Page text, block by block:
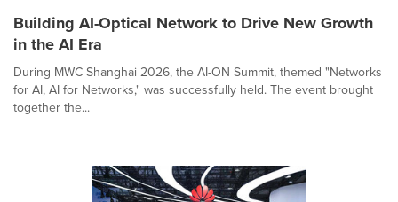
Building AI-Optical Network to Drive New Growth
in the AI Era
During MWC Shanghai 2026, the AI-ON Summit, themed "Networks
for AI, AI for Networks," was successfully held. The event brought
together the...